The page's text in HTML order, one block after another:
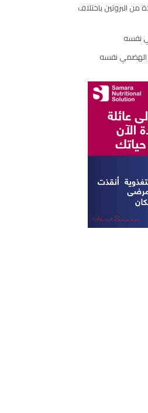
البروتين باختلاف
نفسه
الهضمي نفسه